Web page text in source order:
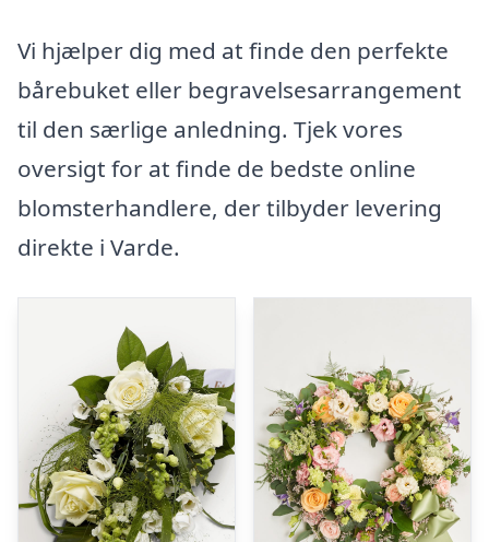
Vi hjælper dig med at finde den perfekte
bårebuket eller begravelsesarrangement
til den særlige anledning. Tjek vores
oversigt for at finde de bedste online
blomsterhandlere, der tilbyder levering
direkte i Varde.